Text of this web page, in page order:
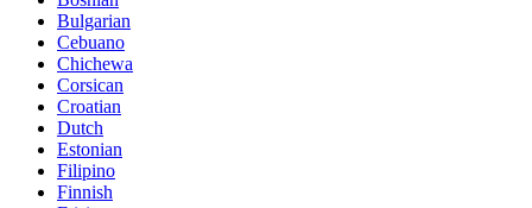
Bulgarian
Cebuano
Chichewa
Corsican
Croatian
Dutch
Estonian
Filipino
Finnish